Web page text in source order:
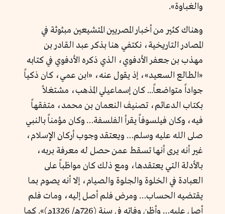
والغباوة».
وهناك كثير من أخبار المصريين المتشيعين مبثوثة في
المصادر التاريخية، نكتفي هنا بذكر عبد القادر بن
مهذب بن جعفر الأدفوي، الذي ذكره الأدفوي في كتابه
«الطالع السعيد»، إذ يقول عنه، «ابن عمي، كان ذكياً
جواداً متواضعاً... كان إسماعيلي المذهب، مشتغلاً
بكتاب الدعائم، تصنيف النعمان بن محمد، متفقهاً
فيه، وكان فيلسوفاً يقرأ الفلسفة… وكان مؤمناً بالنبي
صلى الله عليه وسلم… ويعتقد وجوب أركان الإسلام،
غير أنه يرى أنها تسقط عمن حصل له معرفة بربه،
بالأدلة التي يعتقدها، ومع ذلك كان مواظباً على
العبادة في الخلوة والجلوة والصيام، إلا أنه يصوم بما
يقتضيه الحساب… ومرض فلم أصل إليه، ومات فلم
أصل عليه… وأظن وفاته في سنة (726هـ/ 1326م)». كما